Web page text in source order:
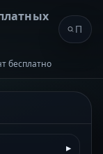
бесплатно
▸